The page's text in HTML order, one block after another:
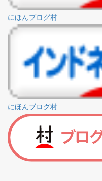
にほんブログ村
にほんブログ村